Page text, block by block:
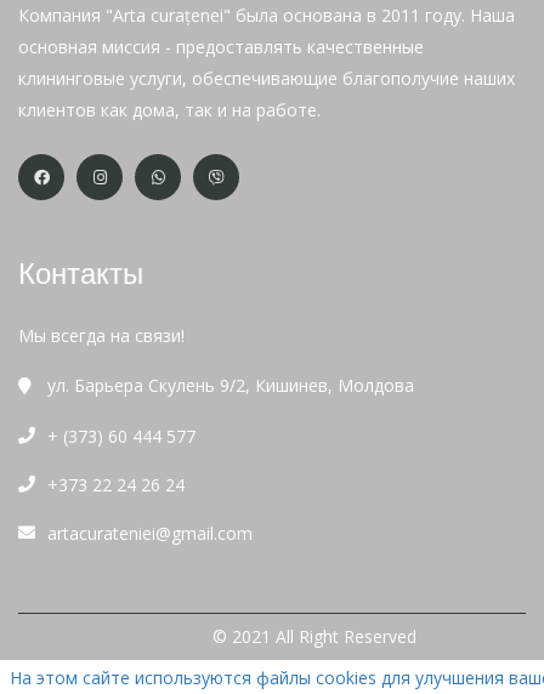
Компания "Arta curațenei" была основана в 2011 году. Наша
основная миссия - предоставлять качественные
клининговые услуги, обеспечивающие благополучие наших
клиентов как дома, так и на работе.
Контакты
Мы всегда на связи!
ул. Барьера Скулень 9/2, Кишинев, Молдова
+ (373) 60 444 577
+373 22 24 26 24
artacurateniei@gmail.com
© 2021 All Right Reserved
На этом сайте используются файлы cookies для улучшения